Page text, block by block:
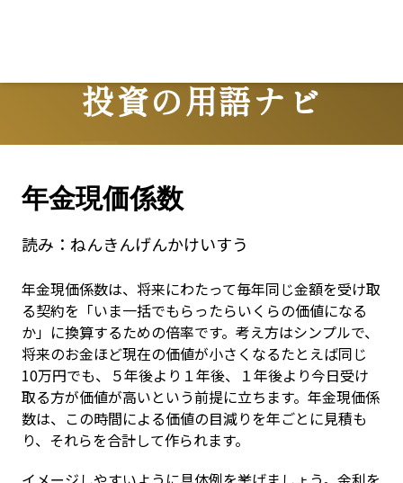
投資の用語ナビ
Terms
年金現価係数
読み： ねんきんげんかけいすう
年金現価係数は、将来にわたって毎年同じ金額を受け取
る契約を「いま一括でもらったらいくらの価値になる
か」に換算するための倍率です。考え方はシンプルで、
将来のお金ほど現在の価値が小さくなる――たとえば同じ
10万円でも、５年後より１年後、１年後より今日受け
取る方が価値が高い――という前提に立ちます。年金現価係
数は、この時間による価値の目減りを年ごとに見積も
り、それらを合計して作られます。